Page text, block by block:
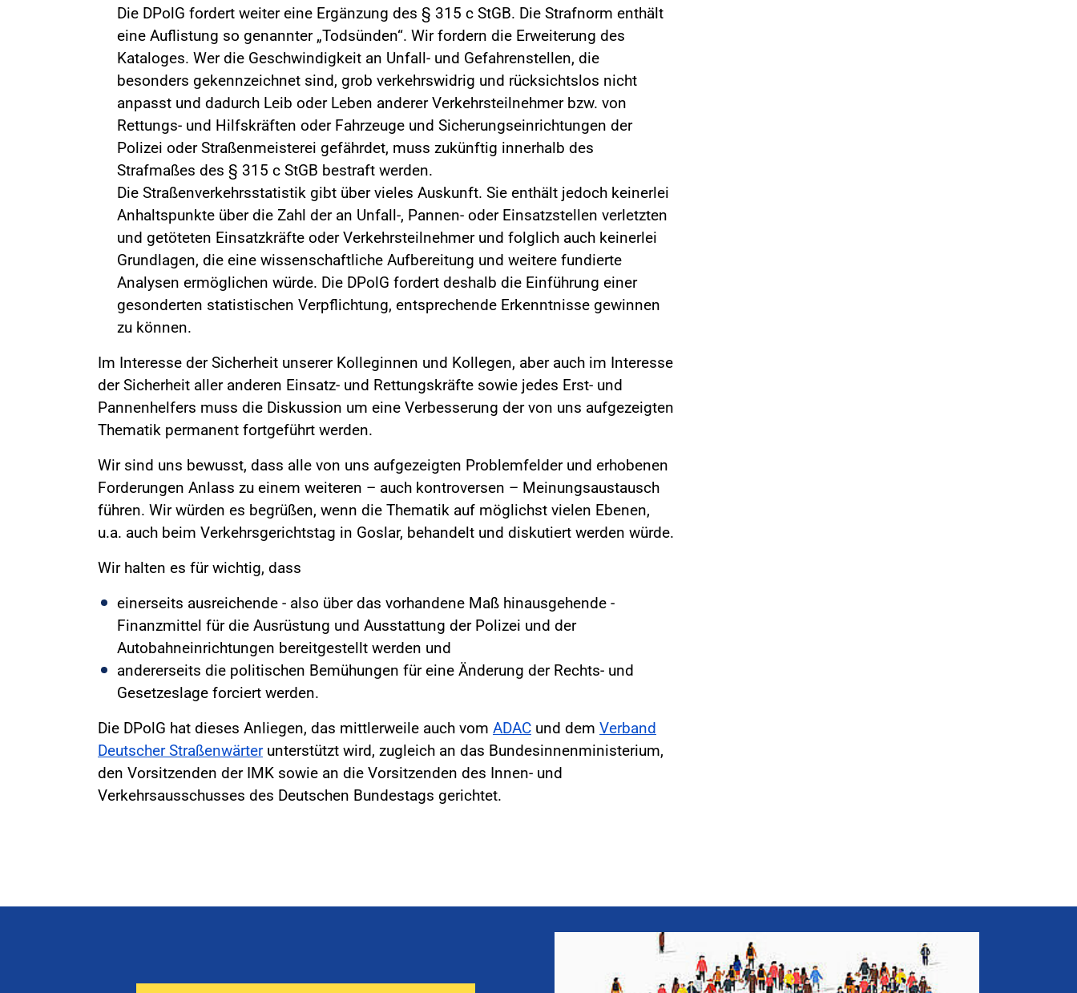
Die DPolG fordert weiter eine Ergänzung des § 315 c StGB. Die Strafnorm enthält
eine Auflistung so genannter „Todsünden“. Wir fordern die Erweiterung des
Kataloges. Wer die Geschwindigkeit an Unfall- und Gefahrenstellen, die
besonders gekennzeichnet sind, grob verkehrswidrig und rücksichtslos nicht
anpasst und dadurch Leib oder Leben anderer Verkehrsteilnehmer bzw. von
Rettungs- und Hilfskräften oder Fahrzeuge und Sicherungseinrichtungen der
Polizei oder Straßenmeisterei gefährdet, muss zukünftig innerhalb des
Strafmaßes des § 315 c StGB bestraft werden.
Die Straßenverkehrsstatistik gibt über vieles Auskunft. Sie enthält jedoch keinerlei
Anhaltspunkte über die Zahl der an Unfall-, Pannen- oder Einsatzstellen verletzten
und getöteten Einsatzkräfte oder Verkehrsteilnehmer und folglich auch keinerlei
Grundlagen, die eine wissenschaftliche Aufbereitung und weitere fundierte
Analysen ermöglichen würde. Die DPolG fordert deshalb die Einführung einer
gesonderten statistischen Verpflichtung, entsprechende Erkenntnisse gewinnen
zu können.
Im Interesse der Sicherheit unserer Kolleginnen und Kollegen, aber auch im Interesse
der Sicherheit aller anderen Einsatz- und Rettungskräfte sowie jedes Erst- und
Pannenhelfers muss die Diskussion um eine Verbesserung der von uns aufgezeigten
Thematik permanent fortgeführt werden.
Wir sind uns bewusst, dass alle von uns aufgezeigten Problemfelder und erhobenen
Forderungen Anlass zu einem weiteren – auch kontroversen – Meinungsaustausch
führen. Wir würden es begrüßen, wenn die Thematik auf möglichst vielen Ebenen,
u.a. auch beim Verkehrsgerichtstag in Goslar, behandelt und diskutiert werden würde.
Wir halten es für wichtig, dass
einerseits ausreichende - also über das vorhandene Maß hinausgehende -
Finanzmittel für die Ausrüstung und Ausstattung der Polizei und der
Autobahneinrichtungen bereitgestellt werden und
andererseits die politischen Bemühungen für eine Änderung der Rechts- und
Gesetzeslage forciert werden.
Die DPolG hat dieses Anliegen, das mittlerweile auch vom ADAC und dem Verband
Deutscher Straßenwärterunterstützt wird, zugleich an das Bundesinnenministerium,
den Vorsitzenden der IMK sowie an die Vorsitzenden des Innen- und
Verkehrsausschusses des Deutschen Bundestags gerichtet.